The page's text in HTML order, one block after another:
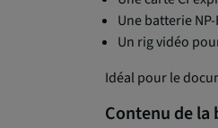
Une batterie
Un rig vidéo
Idéal pour le
Contenu de la